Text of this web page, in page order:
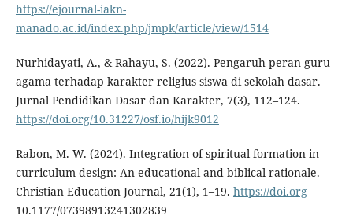
https://ejournal-iakn-
manado.ac.id/index.php/jmpk/article/view/1514
Nurhidayati, A., & Rahayu, S. (2022). Pengaruh peran guru
agama terhadap karakter religius siswa di sekolah dasar.
Jurnal Pendidikan Dasar dan Karakter, 7(3), 112–124.
https://doi.org/10.31227/osf.io/hijk9012
Rabon, M. W. (2024). Integration of spiritual formation in
curriculum design: An educational and biblical rationale.
Christian Education Journal, 21(1), 1–19. https://doi.org
10.1177/07398913241302839